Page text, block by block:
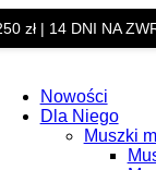
zł | 14 DNI NA
Nowości
Dla Niego
Muszki